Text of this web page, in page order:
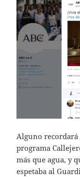
Alguno recordará
programa
más que agua, y
espetaba al